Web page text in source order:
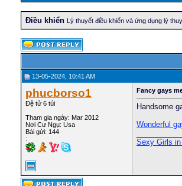
Điều khiển Lý thuyết điều khiển và ứng dụng lý
13-05-2024, 10:41 AM
phucborso1
Đệ tử 6 túi
Tham gia ngày: Mar 2012
Nơi Cư Ngụ: Usa
Bài gửi: 144
:
Fancy gays
Handsome
Wonderful
Sexy Girls